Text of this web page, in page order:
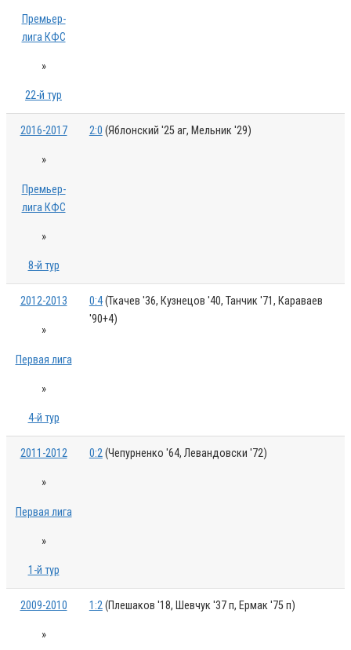
Премьер-
лига КФС
»
22-й тур
2016-2017
»
Премьер-
лига КФС
»
8-й тур
2:0 (Яблонский '25 аг, Мельник '29)
2012-2013
»
Первая лига
»
4-й тур
0:4(Ткачев '36, Кузнецов '40, Танчик '71, Караваев
'90+4)
2011-2012
»
Первая лига
»
1-й тур
0:2(Чепурненко '64, Левандовски '72)
2009-2010
»
1:2(Плешаков '18, Шевчук '37 п, Ермак '75 п)